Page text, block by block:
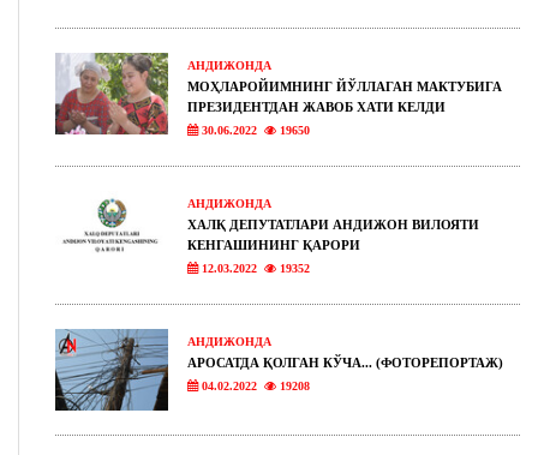
АНДИЖОНДА
МОҲЛАРОЙИМНИНГ ЙЎЛЛАГАН МАКТУБИГА
ПРЕЗИДЕНТДАН ЖАВОБ ХАТИ КЕЛДИ
30.06.2022 19650
АНДИЖОНДА
ХАЛҚ ДЕПУТАТЛАРИ АНДИЖОН ВИЛОЯТИ
КЕНГАШИНИНГ ҚАРОРИ
12.03.2022 19352
АНДИЖОНДА
АРОСАТДА ҚОЛГАН КЎЧА... (ФОТОРЕПОРТАЖ)
04.02.2022 19208